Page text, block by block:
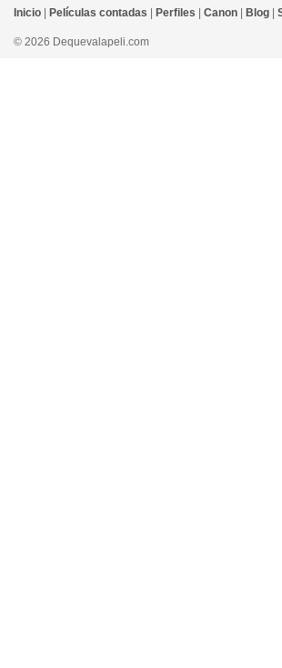
Inicio Películas contadas Perfiles Canon Blog
© 2026 Dequevalapeli.com